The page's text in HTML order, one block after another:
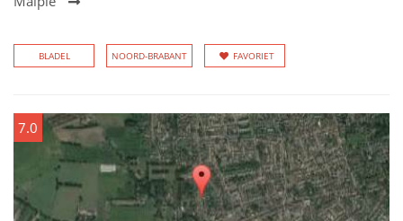
BLADEL NOORD-BRABANT FAVORIET
7.0